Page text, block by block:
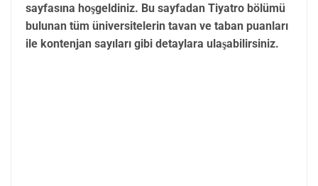
sayfasına hoşgeldiniz. Bu sayfadan Tiyatro bölümü
bulunan tüm üniversitelerin tavan ve taban puanları
ile kontenjan sayıları gibi detaylara ulaşabilirsiniz.